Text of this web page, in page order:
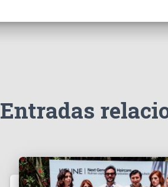
Entradas